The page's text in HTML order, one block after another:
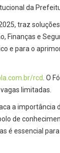
da
traz
Finanças e
e para o
rcd . O
limitadas.
a
de
é essencial